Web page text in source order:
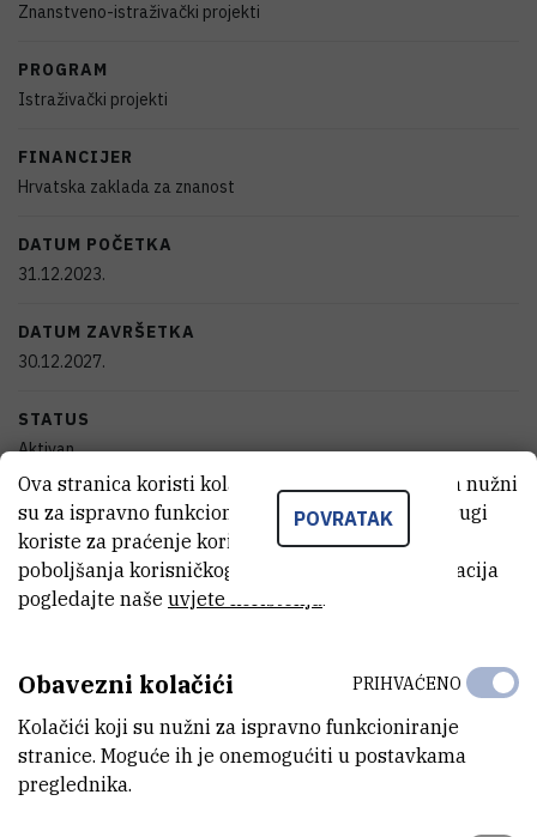
Znanstveno-istraživački projekti
PROGRAM
Istraživački projekti
FINANCIJER
Hrvatska zaklada za znanost
DATUM POČETKA
31.12.2023.
DATUM ZAVRŠETKA
30.12.2027.
STATUS
Aktivan
IZNOS FINANCIRANJA
197.610 EUR
VIŠE INFORMACIJA
Najveći broj gljiva svoj životni prostor nalazi u šumskim staništima
POVRATAK
Ova stranica koristi kolačiće. Neki od tih kolačića nužni
su za ispravno funkcioniranje stranice, dok se drugi
koriste za praćenje korištenja stranice radi
poboljšanja korisničkog iskustva. Za više informacija
pogledajte naše uvjete korištenja.
Obavezni kolačići
Kolačići koji su nužni za ispravno funkcioniranje
stranice. Moguće ih je onemogućiti u postavkama
preglednika.
PRIHVAĆENO